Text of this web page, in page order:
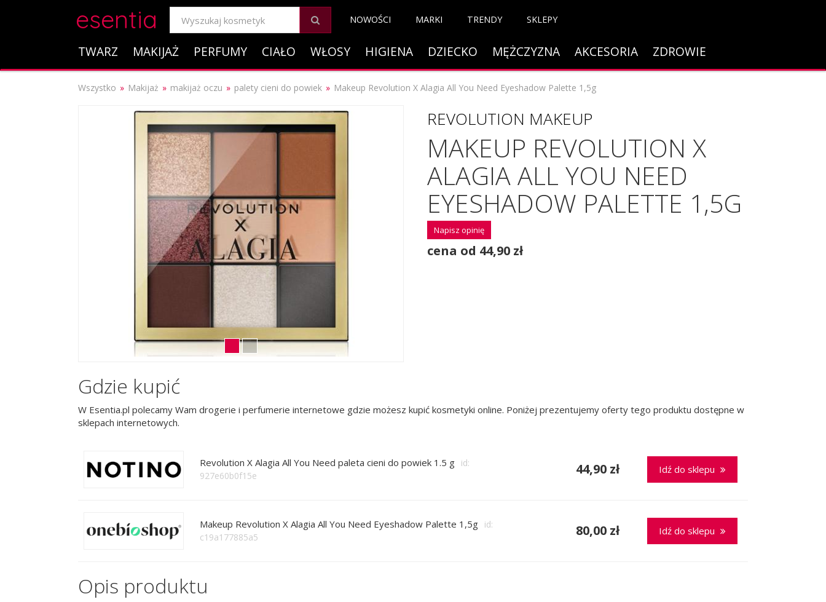
esentia NOWOŚCI MARKI TRENDY SKLEPY
TWARZ MAKIJAŻ PERFUMY CIAŁO WŁOSY HIGIENA DZIECKO MĘŻCZYZNA AKCESORIA ZDROWIE
Wszystko Makijaż makijaż oczu palety cieni do powiek Makeup Revolution X Alagia All You Need Eyeshadow Palette 1,5g
REVOLUTION MAKEUP
MAKEUP REVOLUTION X
ALAGIA ALL YOU NEED
EYESHADOW PALETTE 1,5G
Napisz opinię
cena od 44,90 zł
Gdzie kupić
W Esentia.pl polecamy Wam drogerie i perfumerie internetowe gdzie możesz kupić kosmetyki online. Poniżej prezentujemy oferty tego produktu dostępne w
sklepach internetowych.
Revolution X Alagia All You Need paleta cieni do powiek 1.5 g id:
927e60b0f15e
44,90 zł Idź do sklepu
Makeup Revolution X Alagia All You Need Eyeshadow Palette 1,5g id:
c19a177885a5
80,00 zł Idź do sklepu
Opis produktu